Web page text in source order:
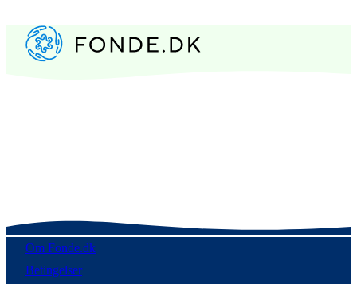
Om Fonde.dk
Betingelser